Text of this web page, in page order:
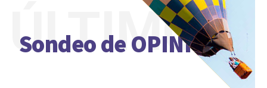
Sondeo de OPINIÓN
ÚLTIMO